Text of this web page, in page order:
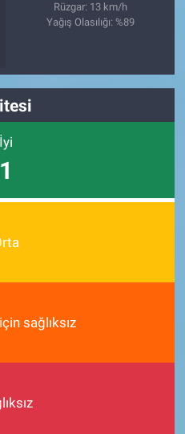
Rüzgar: 13 km/h
Yağış Olasılığı: %89
İyi
1
sağlıksız